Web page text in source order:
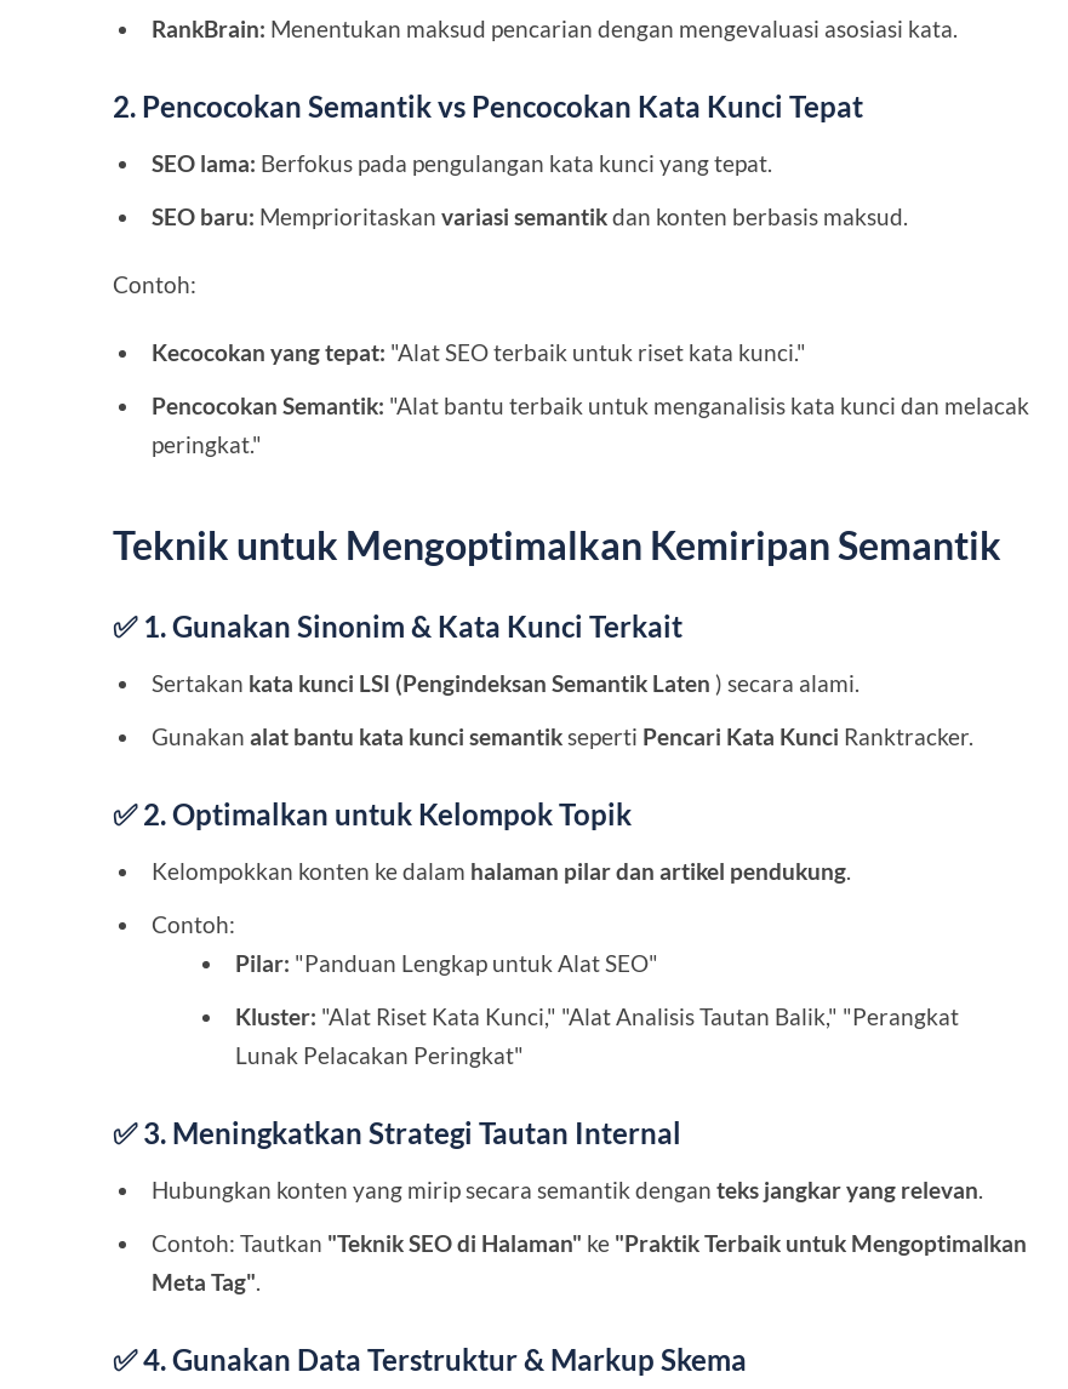
RankBrain: Menentukan maksud pencarian dengan mengevaluasi asosiasi kata.
2. Pencocokan Semantik vs Pencocokan Kata Kunci Tepat
SEO lama: Berfokus pada pengulangan kata kunci yang tepat.
SEO baru: Memprioritaskanvariasi semantikdan konten berbasis maksud.
Contoh:
Kecocokan yang tepat: "Alat SEO terbaik untuk riset kata kunci."
Pencocokan Semantik: "Alat bantu terbaik untuk menganalisis kata kunci dan melacak
peringkat."
Teknik untuk Mengoptimalkan Kemiripan Semantik
✅ 1. Gunakan Sinonim & Kata Kunci Terkait
Sertakan kata kunci LSI (Pengindeksan Semantik Laten ) secara alami.
Gunakanalat bantu kata kunci semantikseperti Pencari Kata Kunci Ranktracker.
✅ 2. Optimalkan untuk Kelompok Topik
Kelompokkan konten ke dalam halaman pilar dan artikel pendukung.
Contoh:
Pilar: "Panduan Lengkap untuk Alat SEO"
Kluster: "Alat Riset Kata Kunci," "Alat Analisis Tautan Balik," "Perangkat
Lunak Pelacakan Peringkat"
✅ 3. Meningkatkan Strategi Tautan Internal
Hubungkan konten yang mirip secara semantik denganteks jangkar yang relevan.
Contoh: Tautkan "Teknik SEO di Halaman" ke "Praktik Terbaik untuk Mengoptimalkan
Meta Tag".
✅ 4. Gunakan Data Terstruktur & Markup Skema